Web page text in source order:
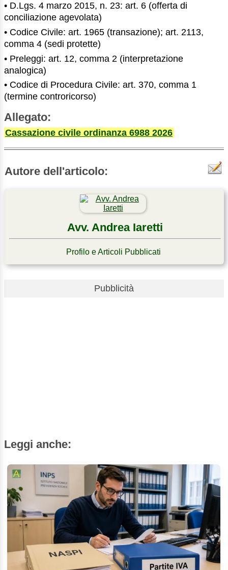
• D.Lgs. 4 marzo 2015, n. 23: art. 6 (offerta di
conciliazione agevolata)
• Codice Civile: art. 1965 (transazione); art. 2113,
comma 4 (sedi protette)
• Preleggi: art. 12, comma 2 (interpretazione
analogica)
• Codice di Procedura Civile: art. 370, comma 1
(termine controricorso)
Allegato:
Cassazione civile ordinanza 6988 2026
Autore dell'articolo:
Avv. Andrea Iaretti
Profilo e Articoli Pubblicati
Pubblicità
Leggi anche: